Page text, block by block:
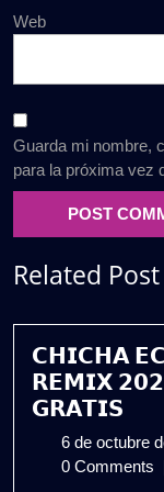
Web
Guarda mi nombre,
para la próxima vez
Related Post
𝗖𝗛𝗜𝗖𝗛𝗔
𝗥𝗘𝗠𝗜𝗫
𝗚𝗥𝗔𝗧𝗜𝗦
6 de octubre
0 Comments